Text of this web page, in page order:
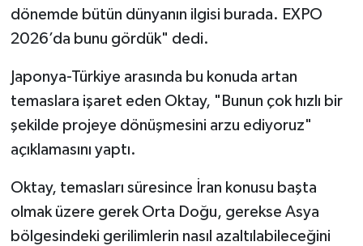
dönemde bütün dünyanın ilgisi burada. EXPO
2026’da bunu gördük" dedi.
Japonya-Türkiye arasında bu konuda artan
temaslara işaret eden Oktay, "Bunun çok hızlı bir
şekilde projeye dönüşmesini arzu ediyoruz"
açıklamasını yaptı.
Oktay, temasları süresince İran konusu başta
olmak üzere gerek Orta Doğu, gerekse Asya
bölgesindeki gerilimlerin nasıl azaltılabileceğini